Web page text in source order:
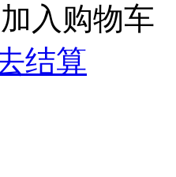
入购物车
结算